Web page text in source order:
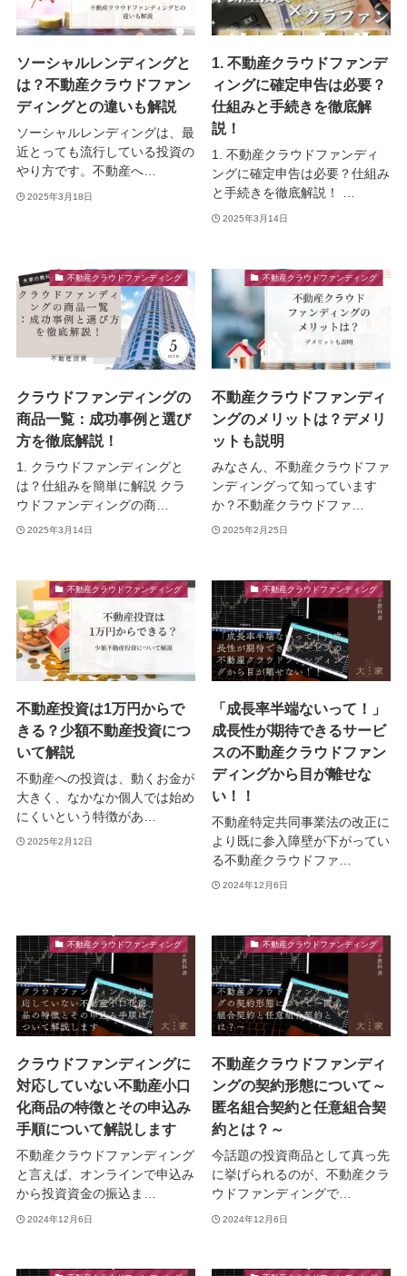
ソーシャルレンディングと
は？不動産クラウドファン
ディングとの違いも解説
ソーシャルレンディングは、最
近とっても流行している投資の
やり方です。不動産へ…
2025年3月18日
1. 不動産クラウドファンデ
ィングに確定申告は必要？
仕組みと手続きを徹底解
説！
1. 不動産クラウドファンディ
ングに確定申告は必要？仕組み
と手続きを徹底解説！ …
2025年3月14日
不動産クラウドファンディング
クラウドファンディングの
商品一覧：成功事例と選び
方を徹底解説！
1. クラウドファンディングと
は？仕組みを簡単に解説 クラ
ウドファンディングの商…
2025年3月14日
不動産クラウドファンディング
不動産クラウドファンディ
ングのメリットは？デメリ
ットも説明
みなさん、不動産クラウドファ
ンディングって知っています
か？不動産クラウドファ…
2025年2月25日
不動産クラウドファンディング
不動産投資は1万円からで
きる？少額不動産投資につ
いて解説
不動産への投資は、動くお金が
大きく、なかなか個人では始め
にくいという特徴があ…
2025年2月12日
不動産クラウドファンディング
「成長率半端ないって！」
成長性が期待できるサービ
スの不動産クラウドファン
ディングから目が離せな
い！！
不動産特定共同事業法の改正に
より既に参入障壁が下がってい
る不動産クラウドファ…
2024年12月6日
不動産クラウドファンディング
クラウドファンディングに
対応していない不動産小口
化商品の特徴とその申込み
手順について解説します
不動産クラウドファンディング
と言えば、オンラインで申込み
から投資資金の振込ま…
2024年12月6日
不動産クラウドファンディング
不動産クラウドファンディ
ングの契約形態について～
匿名組合契約と任意組合契
約とは？～
今話題の投資商品として真っ先
に挙げられるのが、不動産クラ
ウドファンディングで…
2024年12月6日